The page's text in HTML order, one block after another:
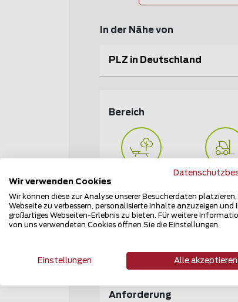
In der Nähe von
PLZ in Deutschland
Bereich
Industrie
Anforderung
Wir verwenden Cookies
Wir können diese zur Analyse unserer Besucherdaten
Webseite zu verbessern, personalisierte Inhalte anzuzeigen und
großartiges Webseiten-Erlebnis zu bieten. Für weitere
von uns verwendeten Cookies öffnen Sie die Einstellungen.
Einstellungen Alle akzeptieren